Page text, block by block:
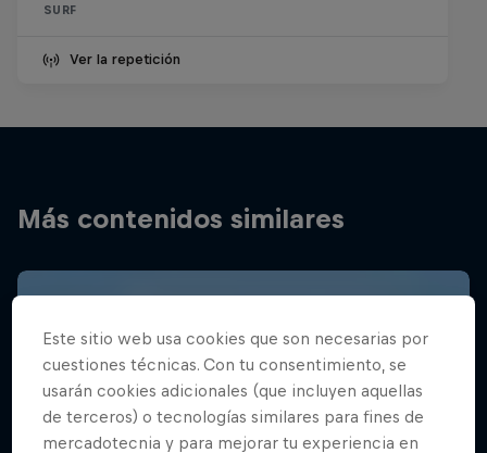
SURF
Ver la repetición
Más contenidos similares
Este sitio web usa cookies que son necesarias por
cuestiones técnicas. Con tu consentimiento, se
usarán cookies adicionales (que incluyen aquellas
de terceros) o tecnologías similares para fines de
mercadotecnia y para mejorar tu experiencia en